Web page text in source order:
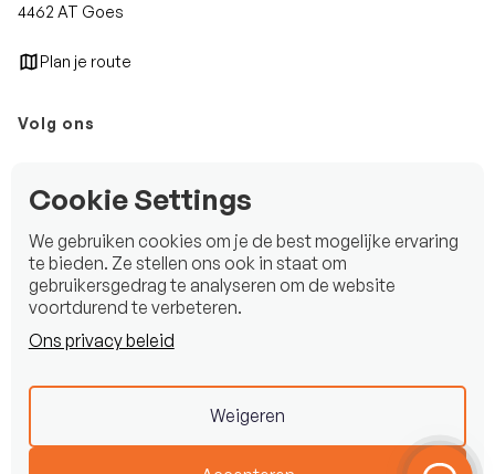
4462 AT Goes
Plan je route
Volg ons
LinkedIn
Disclaimer
Cookie Settings
We gebruiken cookies om je de best mogelijke ervaring
te bieden. Ze stellen ons ook in staat om
gebruikersgedrag te analyseren om de website
voortdurend te verbeteren.
Ons privacy beleid
Weigeren